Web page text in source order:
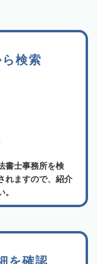
検索
書士事務所を検
れますので、紹介
を確認